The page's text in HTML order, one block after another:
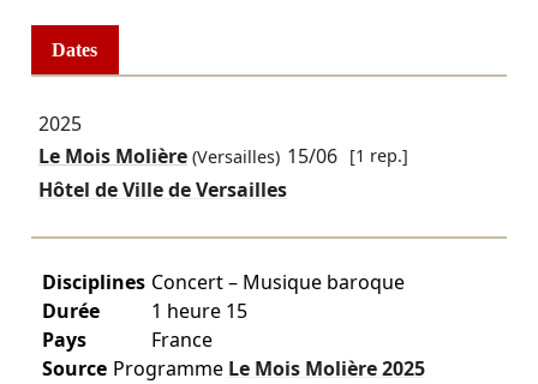
Dates
2025
Le Mois Molière(Versailles) 15/06 [1 rep.]
Hôtel de Ville de Versailles
Disciplines Concert – Musique baroque
Durée
1 heure 15
Pays
France
Source Programme Le Mois Molière2025